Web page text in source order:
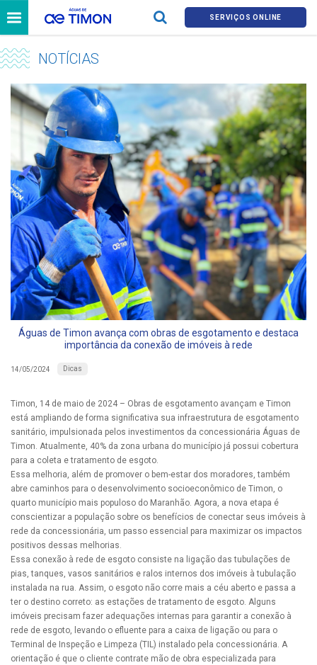
SERVIÇOS ONLINE
NOTÍCIAS
Águas de Timon avança com obras de esgotamento e destaca
importância da conexão de imóveis à rede
14/05/2024 Dicas
Timon, 14 de maio de 2024 – Obras de esgotamento avançam e Timon
está ampliando de forma significativa sua infraestrutura de esgotamento
sanitário, impulsionada pelos investimentos da concessionária Águas de
Timon. Atualmente, 40% da zona urbana do município já possui cobertura
para a coleta e tratamento de esgoto.
Essa melhoria, além de promover o bem-estar dos moradores, também
abre caminhos para o desenvolvimento socioeconômico de Timon, o
quarto município mais populoso do Maranhão. Agora, a nova etapa é
conscientizar a população sobre os benefícios de conectar seus imóveis à
rede da concessionária, um passo essencial para maximizar os impactos
positivos dessas melhorias.
Essa conexão à rede de esgoto consiste na ligação das tubulações de
pias, tanques, vasos sanitários e ralos internos dos imóveis à tubulação
instalada na rua. Assim, o esgoto não corre mais a céu aberto e passa a
ter o destino correto: as estações de tratamento de esgoto. Alguns
imóveis precisam fazer adequações internas para garantir a conexão à
rede de esgoto, levando o efluente para a caixa de ligação ou para o
Terminal de Inspeção e Limpeza (TIL) instalado pela concessionária. A
orientação é que o cliente contrate mão de obra especializada para